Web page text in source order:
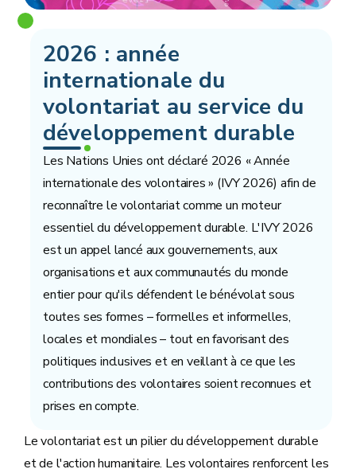
2026 : année
internationale du
volontariat au service du
développement durable
Les Nations Unies ont déclaré 2026 « Année
internationale des volontaires » (IVY 2026) afin de
reconnaître le volontariat comme un moteur
essentiel du développement durable. L'IVY 2026
est un appel lancé aux gouvernements, aux
organisations et aux communautés du monde
entier pour qu'ils défendent le bénévolat sous
toutes ses formes – formelles et informelles,
locales et mondiales – tout en favorisant des
politiques inclusives et en veillant à ce que les
contributions des volontaires soient reconnues et
prises en compte.
Le volontariat est un pilier du développement durable
et de l'action humanitaire. Les volontaires renforcent les